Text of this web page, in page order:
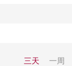
三天 一周